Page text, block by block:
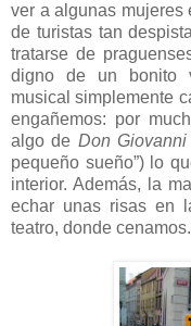
ver a algunas mujeres
de turistas tan
tratarse de
digno de un bonito
musical simplemente
engañemos: por
algo de Don Giovanni
pequeño sueño”) lo
interior. Además, la
echar unas risas en
teatro, donde cenamos.